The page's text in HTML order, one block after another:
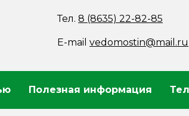
Тел.8 (8635) 22-82-85
E-mailvedomostin@mail.ru
Полезная информация